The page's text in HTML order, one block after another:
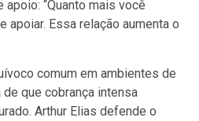
“Quanto mais você
apoiar. Essa relação aumenta o
comum em ambientes de
que cobrança intensa
Arthur Elias defende o